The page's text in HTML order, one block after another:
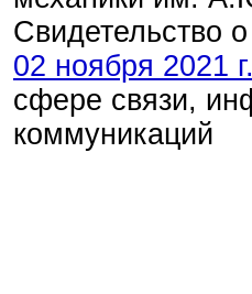
Свидетельство
02 ноября 2021 г.
сфере связи,
коммуникаций